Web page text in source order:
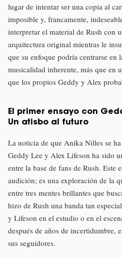
lugar de intentar ser una copia al
imposible y, francamente,
interpretar el material de Rush con
arquitectura original mientras le
que su enfoque podría centrarse en
musicalidad inherente, más que en
que los propios Geddy y Alex
El primer ensayo con
Un atisbo al futuro
La noticia de que Anika Nilles se
Geddy Lee y Alex Lifeson ha sido
entre la base de fans de Rush. Este
audición; es una exploración de la
entre tres mentes brillantes que
hizo de Rush una banda tan
y Lifeson en el estudio o en el
después de años de incertidumbre,
sus seguidores.